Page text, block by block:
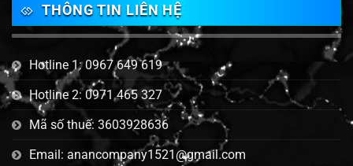
THÔNG TIN LIÊN HỆ
Hotline 1: 0967 649 619
Hotline 2: 0971 465 327
Mã số thuế: 3603928636
Email: anancompany1521@gmail.com